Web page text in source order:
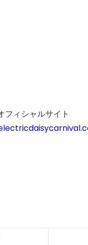
フィシャルサイト